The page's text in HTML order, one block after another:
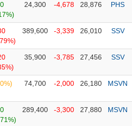
24,300 -4,678 28,876 PHS
389,600 -3,339 26,010 SSV
35,900 -3,785 27,456 SSV
74,700 -2,000 26,180 MSVN
289,400 -3,300 27,880 MSVN